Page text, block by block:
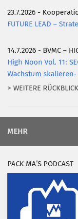
23.7.2026 -
FUTURE LEAD –
14.7.2026 - BVMC –
High Noon Vol. 11:
Wachstum
> WEITERE
MEHR
PACK MA’S PODCAST